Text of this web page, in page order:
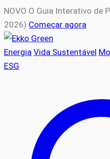
NOVO O Guia Interativo de
2026) Começar agora
Energia Vida Sustentável
ESG